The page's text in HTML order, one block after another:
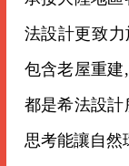
法設計更致
包含老屋重
都是希法設
思考能讓自然